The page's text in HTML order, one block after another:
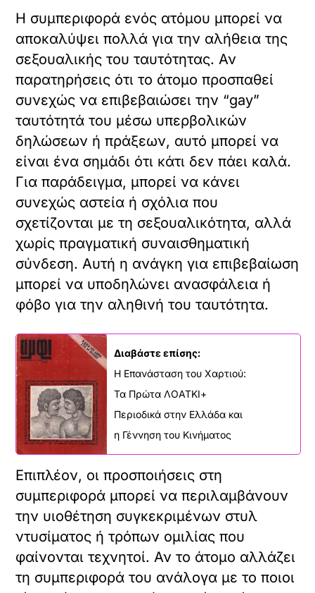
Η συμπεριφορά ενός ατόμου μπορεί να
αποκαλύψει πολλά για την αλήθεια της
σεξουαλικής του ταυτότητας. Αν
παρατηρήσεις ότι το άτομο προσπαθεί
συνεχώς να επιβεβαιώσει την “gay”
ταυτότητά του μέσω υπερβολικών
δηλώσεων ή πράξεων, αυτό μπορεί να
είναι ένα σημάδι ότι κάτι δεν πάει καλά.
Για παράδειγμα, μπορεί να κάνει
συνεχώς αστεία ή σχόλια που
σχετίζονται με τη σεξουαλικότητα, αλλά
χωρίς πραγματική συναισθηματική
σύνδεση. Αυτή η ανάγκη για επιβεβαίωση
μπορεί να υποδηλώνει ανασφάλεια ή
φόβο για την αληθινή του ταυτότητα.
Διαβάστε επίσης:
Η Επανάσταση του Χαρτιού:
Τα Πρώτα ΛΟΑΤΚΙ+
Περιοδικά στην Ελλάδα και
η Γέννηση του Κινήματος
Επιπλέον, οι προσποιήσεις στη
συμπεριφορά μπορεί να περιλαμβάνουν
την υιοθέτηση συγκεκριμένων στυλ
ντυσίματος ή τρόπων ομιλίας που
φαίνονται τεχνητοί. Αν το άτομο αλλάζει
τη συμπεριφορά του ανάλογα με το ποιοι